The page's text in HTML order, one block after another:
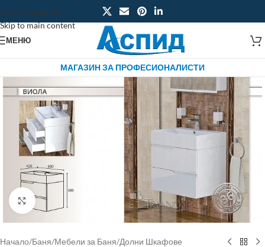
Skip to navigation
Skip to main content
МЕНЮ
МАГАЗИН ЗА ПРОФЕСИОНАЛИСТИ
Click to enlarge
Начало/Баня/Мебели за Баня/Долни Шкафове